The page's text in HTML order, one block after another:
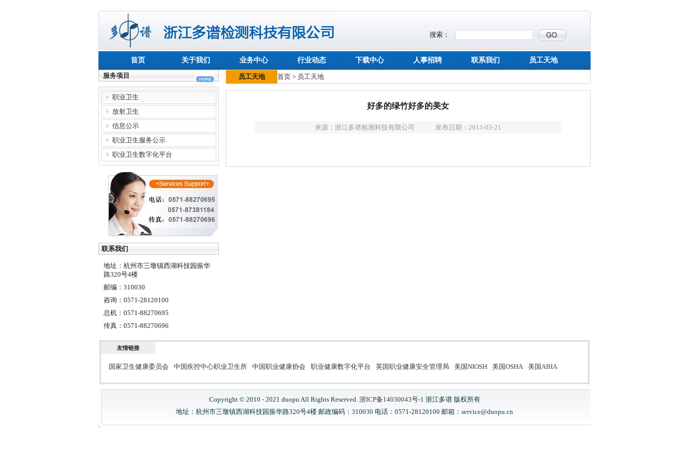
搜索：
首页 关于我们 业务中心 行业动态 下载中心 人事招聘 联系我们
员工天地
服务项目
职业卫生
放射卫生
信息公示
职业卫生服务公示
职业卫生数字化平台
联系我们
地址：杭州市三墩镇西湖科技园振华
路320号4楼
邮编：310030
咨询：0571-28120100
总机：0571-88270695
传真：0571-88270696
员工天地 首页 > 员工天地
好多的绿竹好多的美女
来源： 浙江多谱检测科技有限公司 发布日期：2013-03-21
友情链接
国家卫生健康委员会 中国疾控中心职业卫生所 中国职业健康协会 职业健康数字化平台 英国职业健康安全管理局 美国NIOSH 美国OSHA 美国AIHA
Copyright © 2010 - 2021 duopu All Rights Reserved. 浙ICP备14030043号-1 浙江多谱 版权所有
地址：杭州市三墩镇西湖科技园振华路320号4楼 邮政编码：310030 电话：0571-28120100 邮箱：service@duopu.cn